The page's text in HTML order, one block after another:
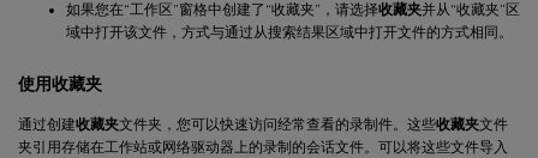
如果您在“工作区”窗格中创建了“收藏夹”，请选择收藏夹并从“收藏夹”区
域中打开该文件，方式与通过从搜索结果区域中打开文件的方式相同。
使用收藏夹
通过创建收藏夹文件夹，您可以快速访问经常查看的录制件。这些收藏夹文件
夹引用存储在工作站或网络驱动器上的录制的会话文件。可以将这些文件导入